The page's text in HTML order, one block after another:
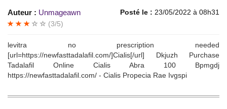
Auteur : Unmageawn Posté le : 23/05/2022 à 08h31
(3/5)
levitra no prescription needed
[url=https://newfasttadalafil.com/]Cialis[/url] Dkjuzh Purchase
Tadalafil Online Cialis Abra 100 Bpmgdj
https://newfasttadalafil.com/ - Cialis Propecia Rae Ivgspi